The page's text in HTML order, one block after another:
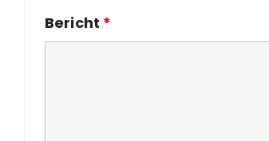
Bericht *